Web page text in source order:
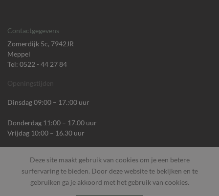
Contactgegevens
Zomerdijk 5c, 7942JR
Meppel
Tel: 0522 - 44 27 84
Openingstijden
Dinsdag 09:00 – 17.:00 uur
Donderdag 11:00 – 17.00 uur
Vrijdag 10:00 – 16.30 uur
Deze site maakt gebruik van cookies om je een betere
surfervaring te bieden. Door deze website te bekijken en te
gebruiken ga je akkoord met het gebruik van cookies.